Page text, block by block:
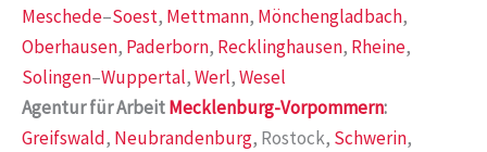
Meschede–Soest, Mettmann, Mönchengladbach,
Oberhausen, Paderborn, Recklinghausen, Rheine,
Solingen–Wuppertal,Werl,Wesel
Agentur für ArbeitMecklenburg-Vorpommern:
Greifswald, Neubrandenburg, Rostock, Schwerin,